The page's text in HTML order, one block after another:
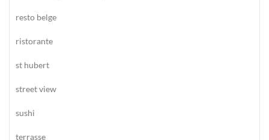
resto belge
ristorante
st hubert
street view
sushi
terrasse